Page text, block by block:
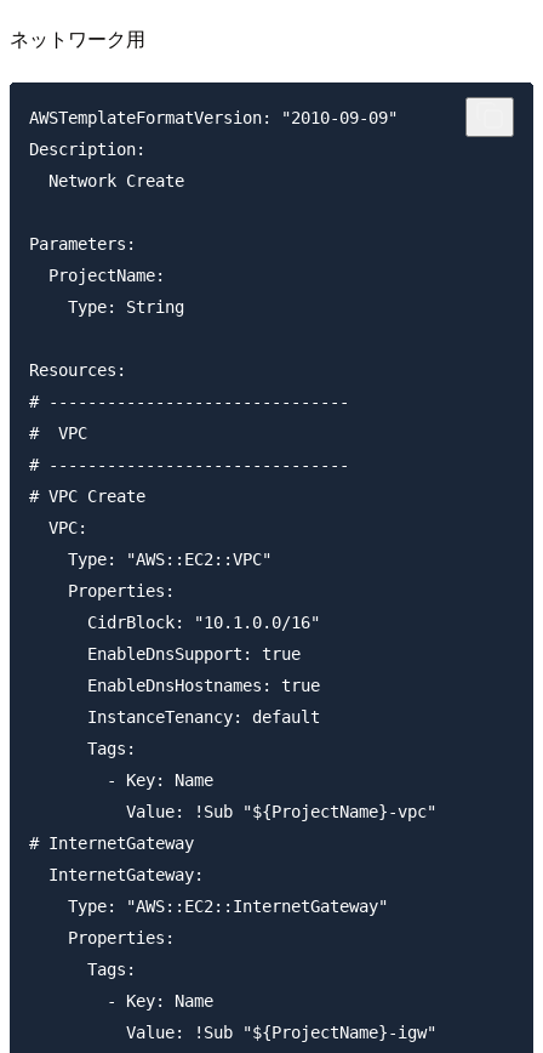
ネットワーク用
AWSTemplateFormatVersion: "2010-09-09"
Description:
  Network Create
Parameters:
  ProjectName:
    Type: String
Resources:
# -------------------------------
#  VPC
# -------------------------------
# VPC Create
  VPC:
    Type: "AWS::EC2::VPC"
    Properties:
      CidrBlock: "10.1.0.0/16"
      EnableDnsSupport: true
      EnableDnsHostnames: true
      InstanceTenancy: default
      Tags:
        - Key: Name
          Value: !Sub "${ProjectName}-vpc"
# InternetGateway
  InternetGateway:
    Type: "AWS::EC2::InternetGateway"
    Properties:
      Tags:
        - Key: Name
          Value: !Sub "${ProjectName}-igw"